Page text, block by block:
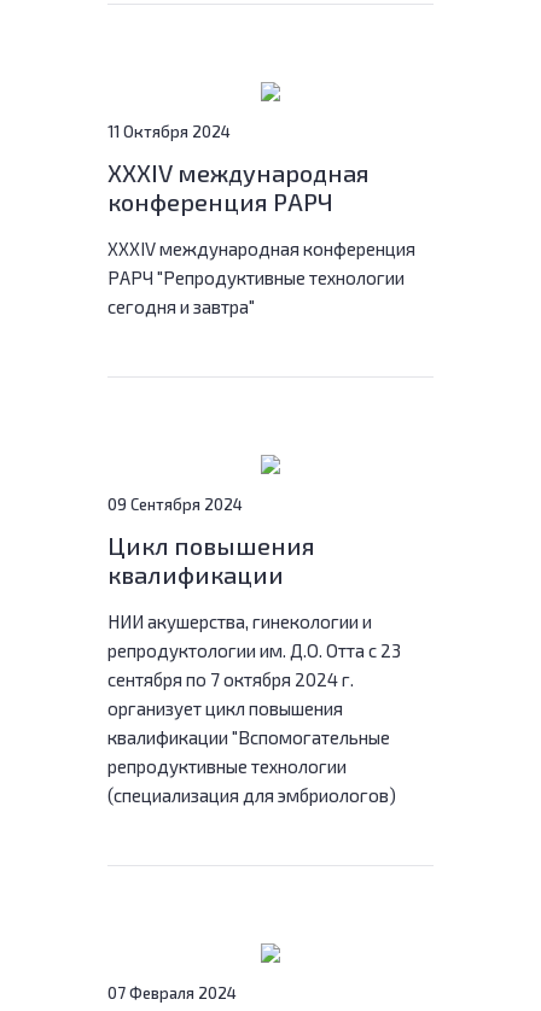
11 Октября 2024
XXXIV международная
конференция РАРЧ
технологии сегодня и
завтра"
XXXIV международная конференция
РАРЧ "Репродуктивные технологии
сегодня и завтра"
09 Сентября 2024
Цикл повышения
квалификации
репродуктивные
технологии
(специализация для
эмбриологов)»
НИИ акушерства, гинекологии и
репродуктологии им. Д.О. Отта с 23
сентября по 7 октября 2024 г.
организует цикл повышения
квалификации "Вспомогательные
репродуктивные технологии
(специализация для эмбриологов)
07 Февраля 2024